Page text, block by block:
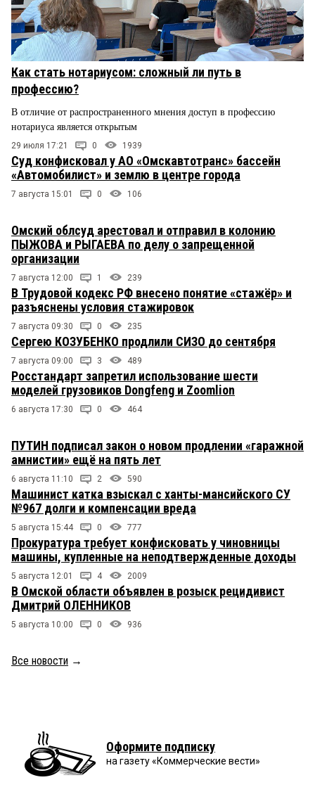
Как стать нотариусом: сложный ли путь в
профессию?
В отличие от распространенного мнения доступ в профессию
нотариуса является открытым
29 июля 17:21 0 1939
Суд конфисковал у АО «Омскавтотранс» бассейн
«Автомобилист» и землю в центре города
7 августа 15:01 0 106
Омский облсуд арестовал и отправил в колонию
ПЫЖОВА и РЫГАЕВА по делу о запрещенной
организации
7 августа 12:00 1 239
В Трудовой кодекс РФ внесено понятие «стажёр» и
разъяснены условия стажировок
7 августа 09:30 0 235
Сергею КОЗУБЕНКО продлили СИЗО до сентября
7 августа 09:00 3 489
Росстандарт запретил использование шести
моделей грузовиков Dongfeng и Zoomlion
6 августа 17:30 0 464
ПУТИН подписал закон о новом продлении «гаражной
амнистии» ещё на пять лет
6 августа 11:10 2 590
Машинист катка взыскал с ханты-мансийского СУ
№967 долги и компенсации вреда
5 августа 15:44 0 777
Прокуратура требует конфисковать у чиновницы
машины, купленные на неподтвержденные доходы
5 августа 12:01 4 2009
В Омской области объявлен в розыск рецидивист
Дмитрий ОЛЕННИКОВ
5 августа 10:00 0 936
Все новости →
Оформите подписку
на газету «Коммерческие вести»